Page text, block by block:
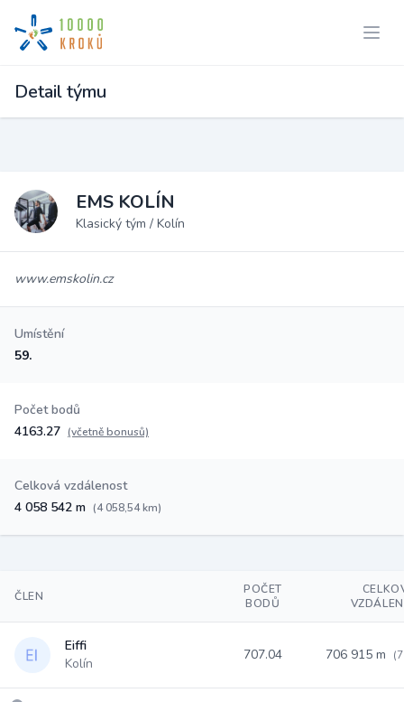
Detail týmu
EMS KOLÍN
Klasický tým / Kolín
www.emskolin.cz
Umístění
59.
Počet bodů
4163.27 (včetně bonusů)
Celková vzdálenost
4 058 542 m (4 058,54 km)
ČLEN
POČET
BODŮ
Eiffi
Kolín
707.04 706 915 m